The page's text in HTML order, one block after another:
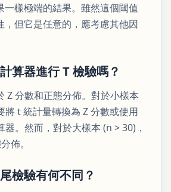
一樣極端的結果。雖然這個閾值
，但它是任意的，應考慮其他因
算器進行 T 檢驗嗎？
Z 分數和正態分佈。對於小樣本
將 t 統計量轉換為 Z 分數或使用
器。然而，對於大樣本 (n > 30)，
佈。
檢驗有何不同？